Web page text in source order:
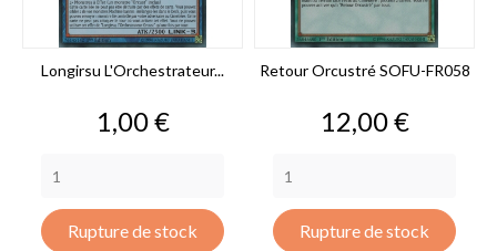
Longirsu L'Orchestrateur...
Prix
1,00 €
Rupture de stock
Retour Orcustré SOFU-FR058
Prix
12,00 €
Rupture de stock